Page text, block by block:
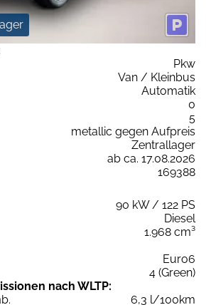
Pkw
Van / Kleinbus
Automatik
0
5
metallic gegen Aufpreis
Zentrallager
ab ca. 17.08.2026
169388
90 kW / 122 PS
Diesel
1.968 cm³
Euro6
4 (Green)
nach WLTP:
6,3 l/100km